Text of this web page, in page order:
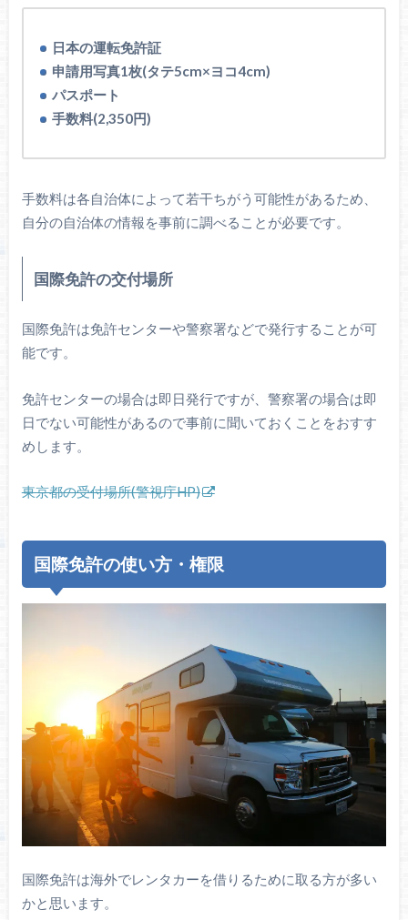
日本の運転免許証
申請用写真1枚(タテ5cm×ヨコ4cm)
パスポート
手数料(2,350円)
手数料は各自治体によって若干ちがう可能性があるため、
自分の自治体の情報を事前に調べることが必要です。
国際免許の交付場所
国際免許は免許センターや警察署などで発行することが可
能です。
免許センターの場合は即日発行ですが、警察署の場合は即
日でない可能性があるので事前に聞いておくことをおすす
めします。
東京都の受付場所(警視庁HP)
国際免許の使い方・権限
国際免許は海外でレンタカーを借りるために取る方が多い
かと思います。